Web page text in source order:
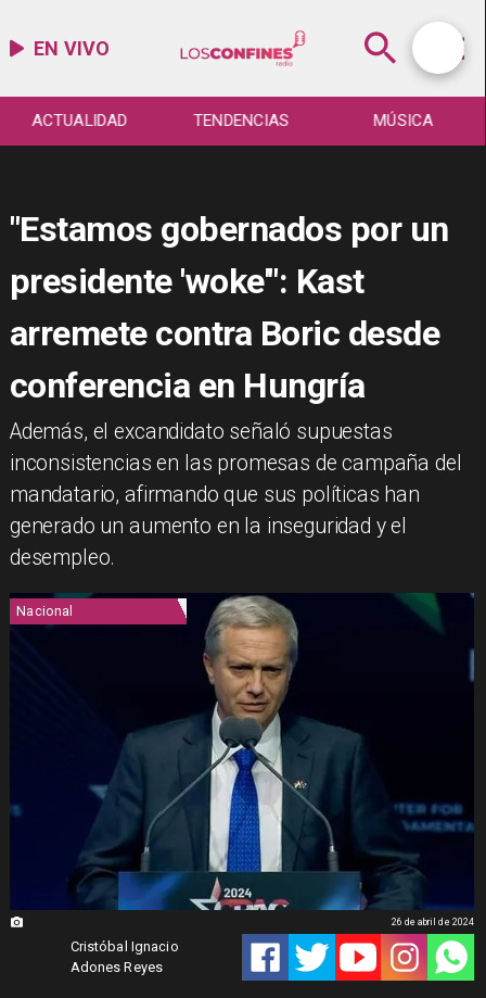
EN VIVO
ACTUALIDAD TENDENCIAS MÚSICA
"Estamos gobernados por un
presidente 'woke'": Kast
arremete contra Boric desde
conferencia en Hungría
​Además, el excandidato señaló supuestas
inconsistencias en las promesas de campaña del
mandatario, afirmando que sus políticas han
generado un aumento en la inseguridad y el
desempleo.
Nacional
Cristóbal Ignacio
Adones Reyes
26 de abril de 2024